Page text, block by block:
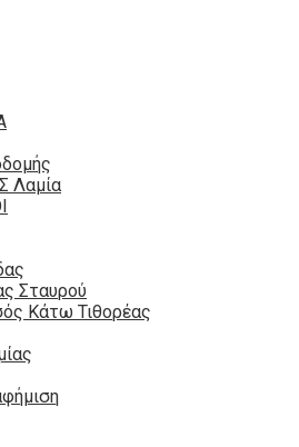
Λαμία
Σταυρού
Κάτω Τιθορέας